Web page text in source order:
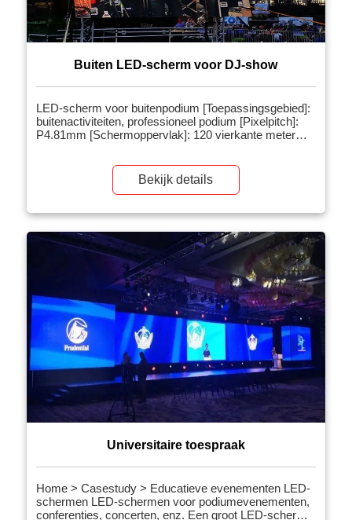
Buiten LED-scherm voor DJ-show
LED-scherm voor buitenpodium [Toepassingsgebied]:
buitenactiviteiten, professioneel podium [Pixelpitch]:
P4.81mm [Schermoppervlak]: 120 vierkante meter
voor buitenpodium bij buitenoptredens van P4.81,
omdat het grote LED-scherm rijk is aan inhoud en
demonteren, […]
Bekijk details
Universitaire toespraak
Home > Casestudy > Educatieve evenementen LED-
schermen LED-schermen voor podiumevenementen,
conferenties, concerten, enz. Een groot LED-scherm